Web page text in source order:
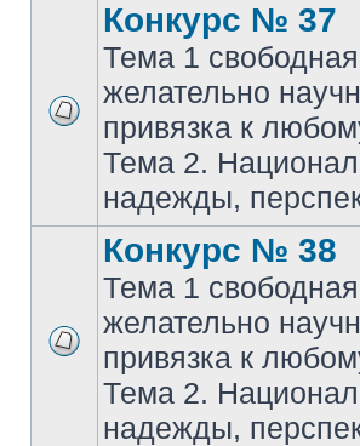
Конкурс № 37
Тема 1
желательно
привязка к
Тема 2.
надежды,
Конкурс № 38
Тема 1
желательно
привязка к
Тема 2.
надежды,